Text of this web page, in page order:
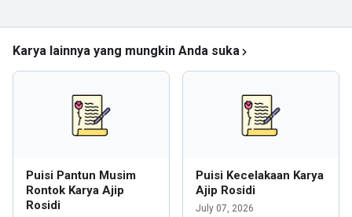
Karya lainnya yang mungkin Anda suka
Puisi Pantun Musim
Rontok Karya Ajip
Rosidi
Puisi Kecelakaan Karya
Ajip Rosidi
July 07, 2026